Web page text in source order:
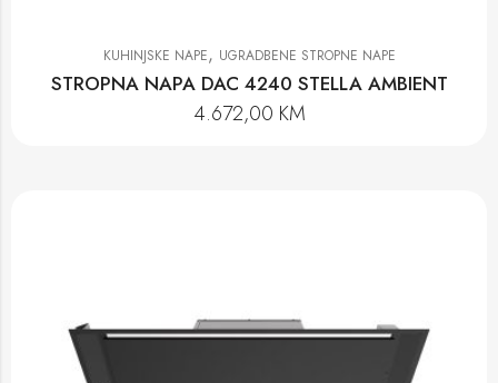
KUHINJSKE NAPE, UGRADBENE STROPNE NAPE
STROPNA NAPA DAC 4240 STELLA AMBIENT
4.672,00 KM